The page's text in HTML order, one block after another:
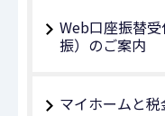
Web口座振替
振）のご案内
マイホームと